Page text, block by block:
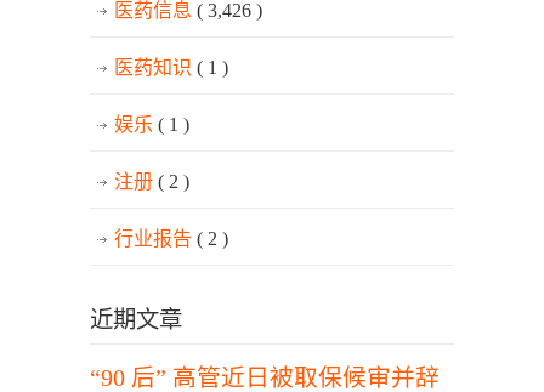
医药信息 ( 3,426 )
医药知识 ( 1 )
娱乐 ( 1 )
注册 ( 2 )
行业报告 ( 2 )
近期文章
“90 后” 高管近日被取保候审并辞